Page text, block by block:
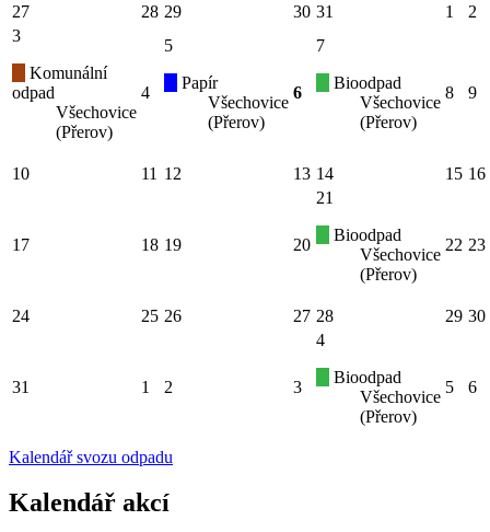
27
28 29 30 31 1
2
3
Komunální
odpad
Všechovice
(Přerov)
4
5
Papír
Všechovice
(Přerov)
6
7
Bioodpad
Všechovice
(Přerov)
8 9
10 11 12 13 14 15 16
17 18 19 20
21
Bioodpad
Všechovice
(Přerov)
22 23
24 25 26 27 28 29 30
31 1 2 3
4
Bioodpad
Všechovice
(Přerov)
5 6
Kalendář svozu odpadu
Kalendář akcí